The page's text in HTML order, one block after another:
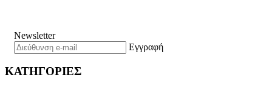
Newsletter
Εγγραφή
ΚΑΤΗΓΟΡΙΕΣ